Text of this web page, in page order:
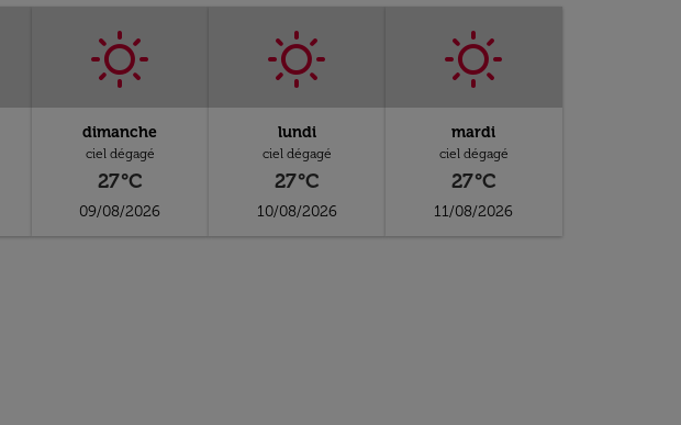
dimanche
ciel dégagé
27°C
09/08/2026
lundi
ciel dégagé
27°C
10/08/2026
mardi
ciel dégagé
27°C
11/08/2026